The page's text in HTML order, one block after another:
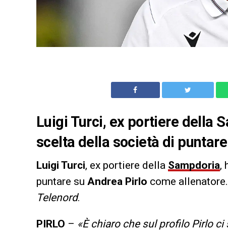
Luigi Turci, ex portiere della
scelta della società di
Luigi Turci, ex portiere della Sampdoria,
puntare su Andrea Pirlo come
Telenord.
PIRLO – «È chiaro che sul profilo Pirlo